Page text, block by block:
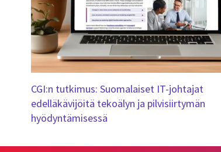
CGI:n tutkimus: Suomalaiset IT-johtajat
edelläkävijöitä tekoälyn ja pilvisiirtymän
hyödyntämisessä